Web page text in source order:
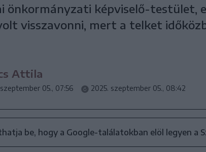
önkormányzati képviselő-testület,
visszavonni, mert a telket
Attila
05., 07:56 2025. szeptember 05., 08:42
be, hogy a Google-találatokban elöl legyen a